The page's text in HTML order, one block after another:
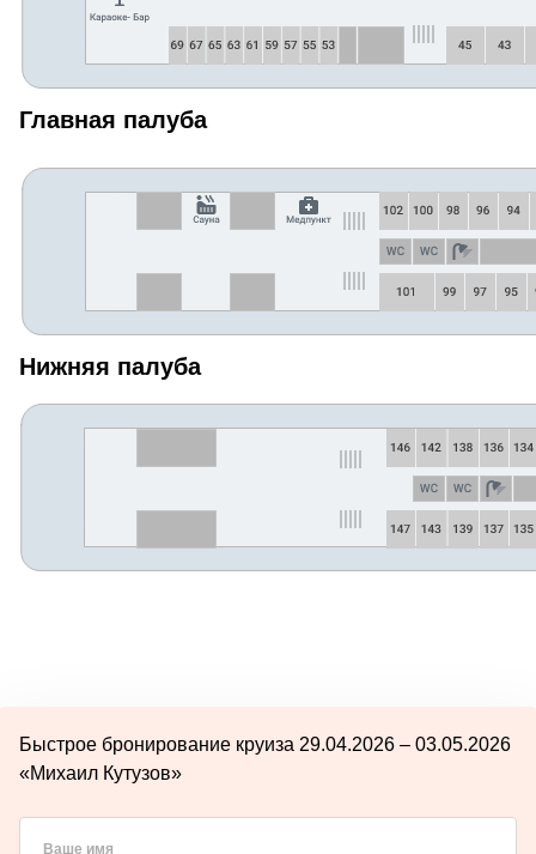
Главная палуба
Нижняя палуба
Быстрое бронирование круиза 29.04.2026 – 03.05.2026
«Михаил Кутузов»
Ваше имя